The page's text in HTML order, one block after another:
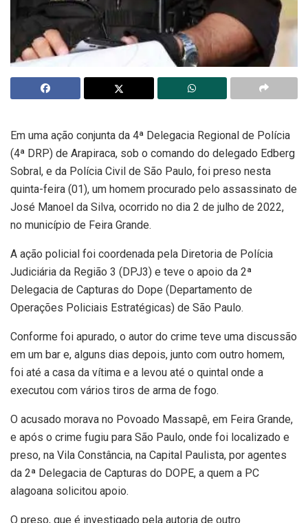
Em uma ação conjunta da 4ª Delegacia Regional de Polícia
(4ª DRP) de Arapiraca, sob o comando do delegado Edberg
Sobral, e da Polícia Civil de São Paulo, foi preso nesta
quinta-feira (01), um homem procurado pelo assassinato de
José Manoel da Silva, ocorrido no dia 2 de julho de 2022,
no município de Feira Grande.
A ação policial foi coordenada pela Diretoria de Polícia
Judiciária da Região 3 (DPJ3) e teve o apoio da 2ª
Delegacia de Capturas do Dope (Departamento de
Operações Policiais Estratégicas) de São Paulo.
Conforme foi apurado, o autor do crime teve uma discussão
em um bar e, alguns dias depois, junto com outro homem,
foi até a casa da vítima e a levou até o quintal onde a
executou com vários tiros de arma de fogo.
O acusado morava no Povoado Massapê, em Feira Grande,
e após o crime fugiu para São Paulo, onde foi localizado e
preso, na Vila Constância, na Capital Paulista, por agentes
da 2ª Delegacia de Capturas do DOPE, a quem a PC
alagoana solicitou apoio.
O preso, que é investigado pela autoria de outro